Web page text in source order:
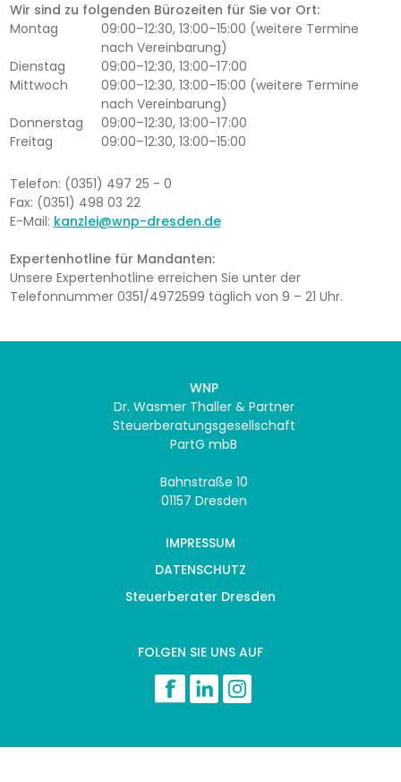
Wir sind zu folgenden Bürozeiten für Sie vor Ort:
Montag
09:00–12:30, 13:00–15:00 (weitere Termine
nach Vereinbarung)
Dienstag
09:00–12:30, 13:00–17:00
Mittwoch
09:00–12:30, 13:00–15:00 (weitere Termine
nach Vereinbarung)
Donnerstag
09:00–12:30, 13:00–17:00
Freitag
09:00–12:30, 13:00–15:00
Telefon: (0351) 497 25 - 0
Fax: (0351) 498 03 22
E-Mail: kanzlei@wnp-dresden.de
Expertenhotline für Mandanten:
Unsere Expertenhotline erreichen Sie unter der
Telefonnummer 0351/4972599 täglich von 9 – 21 Uhr.
WNP
Dr. Wasmer Thaller & Partner
Steuerberatungsgesellschaft
PartG mbB
Bahnstraße 10
01157 Dresden
IMPRESSUM
DATENSCHUTZ
Steuerberater Dresden
FOLGEN SIE UNS AUF